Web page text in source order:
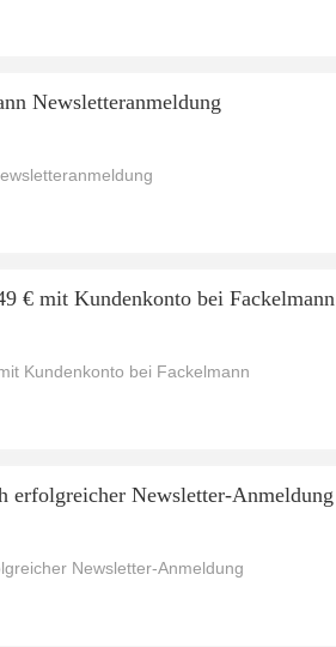
Newsletteranmeldung
€ mit Kundenkonto bei Fackelmann
Kundenkonto bei Fackelmann
erfolgreicher Newsletter-Anmeldung
Newsletter-Anmeldung